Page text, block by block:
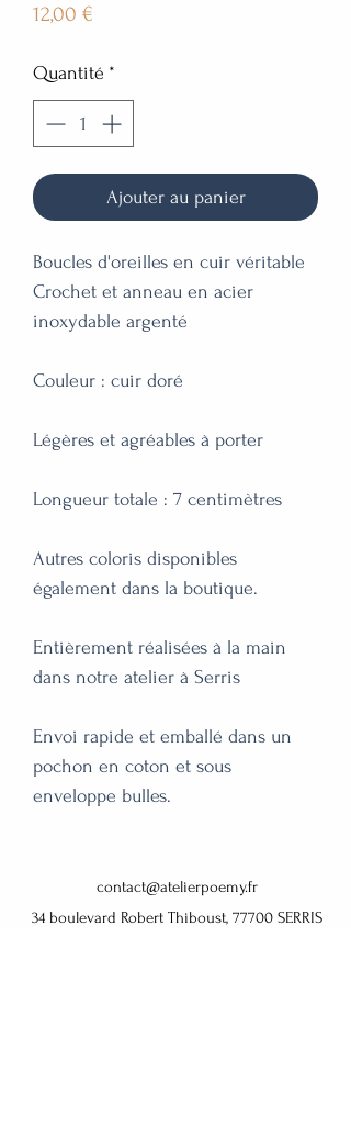
12,00 €
Quantité *
Ajouter au panier
Boucles d'oreilles en cuir véritable
Crochet et anneau en acier
inoxydable argenté
Couleur : cuir doré
Légères et agréables à porter
Longueur totale : 7 centimètres
Autres coloris disponibles
également dans la boutique.
Entièrement réalisées à la main
dans notre atelier à Serris
Envoi rapide et emballé dans un
pochon en coton et sous
enveloppe bulles.
contact@atelierpoemy.fr
34 boulevard Robert Thiboust, 77700 SERRIS